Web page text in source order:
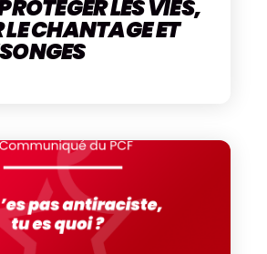
LES VIES,
LE CHANTAGE ET